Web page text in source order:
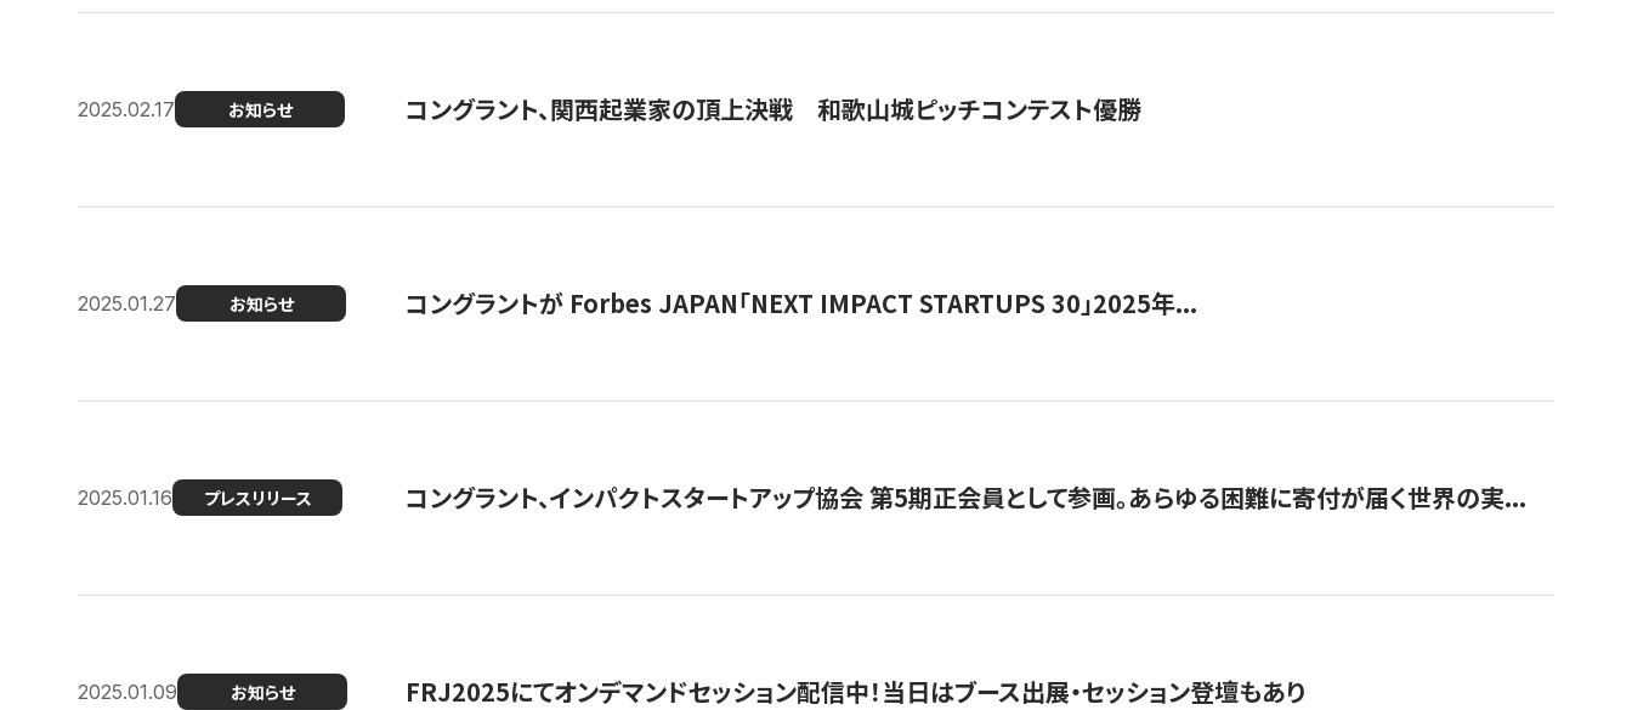
2025.02.17 お知らせ コングラント、関西起業家の頂上決戦 和歌山城ピッチコンテスト優勝
2025.01.27 お知らせ コングラントが Forbes JAPAN「NEXT IMPACT STARTUPS 30」2025年...
2025.01.16 プレスリリース コングラント、インパクトスタートアップ協会 第5期正会員として参画。あらゆる困難に寄付が届く世界の実...
2025.01.09 お知らせ FRJ2025にてオンデマンドセッション配信中！当日はブース出展・セッション登壇もあり